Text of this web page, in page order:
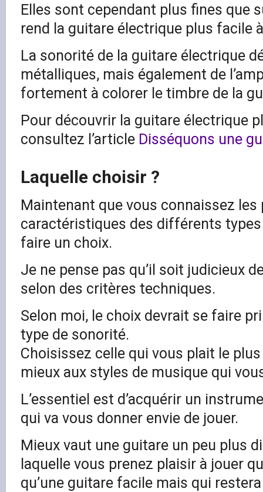
Elles sont cependant plus fines que
rend la guitare électrique plus facile
La sonorité de la guitare électrique
métalliques, mais également de
fortement à colorer le timbre de la
Pour découvrir la guitare électrique
consultez l’article Disséquons une
Laquelle choisir ?
Maintenant que vous connaissez les
caractéristiques des différents
faire un choix.
Je ne pense pas qu’il soit judicieux
selon des critères techniques.
Selon moi, le choix devrait se faire
type de sonorité.
Choisissez celle qui vous plait le
mieux aux styles de musique qui
L’essentiel est d’acquérir un
qui va vous donner envie de jouer.
Mieux vaut une guitare un peu plus
laquelle vous prenez plaisir à jouer
qu’une guitare facile mais qui